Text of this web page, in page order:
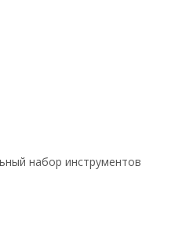
набор инструментов